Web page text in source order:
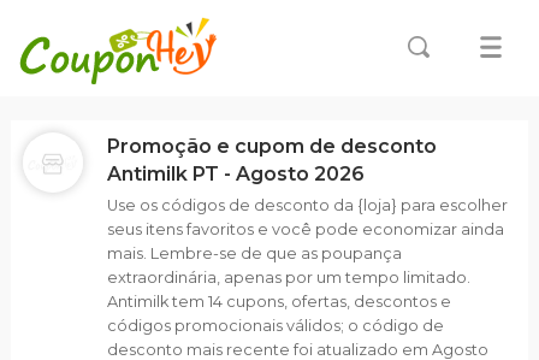
Promoção e cupom de desconto
Antimilk PT - Agosto 2026
Use os códigos de desconto da {loja} para escolher
seus itens favoritos e você pode economizar ainda
mais. Lembre-se de que as poupança
extraordinária, apenas por um tempo limitado.
Antimilk tem 14 cupons, ofertas, descontos e
códigos promocionais válidos; o código de
desconto mais recente foi atualizado em Agosto